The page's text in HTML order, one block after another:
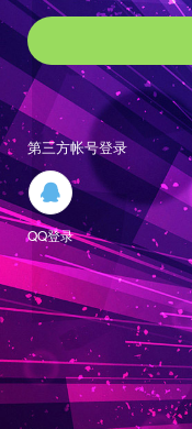
第三方帐号登录

QQ登录